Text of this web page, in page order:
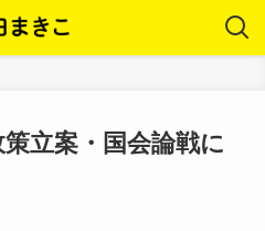
立案・国会論戦に